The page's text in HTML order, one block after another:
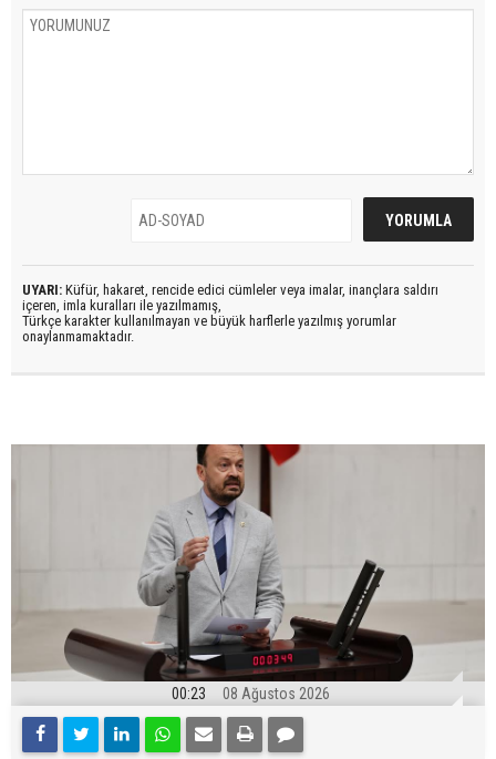
UYARI: Küfür, hakaret, rencide edici cümleler veya imalar, inançlara saldırı
içeren, imla kuralları ile yazılmamış,
Türkçe karakter kullanılmayan ve büyük harflerle yazılmış yorumlar
onaylanmamaktadır.
00:23 08 Ağustos 2026